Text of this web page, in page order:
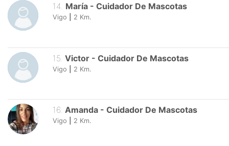
14. María - Cuidador De Mascotas
Vigo 2 Km.
15 Victor - Cuidador De Mascotas
Vigo 2 Km.
16 Amanda - Cuidador De Mascotas
Vigo 2 Km.